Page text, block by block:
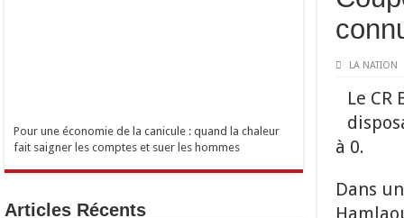
LA NATION
Le
à 0.
Dans
Pour une économie de la canicule : quand la chaleur
fait saigner les comptes et suer les hommes
Articles Récents